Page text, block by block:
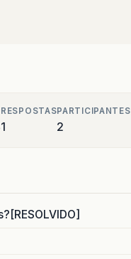
RESPOSTAS
1
PARTICIPANTES
2